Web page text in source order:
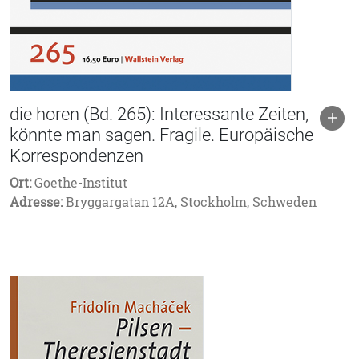
die horen (Bd. 265): Interessante Zeiten,
könnte man sagen. Fragile. Europäische
Korrespondenzen
Ort:Goethe-Institut
Adresse:Bryggargatan 12A, Stockholm, Schweden